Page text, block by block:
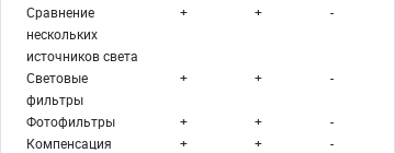
Сравнение
нескольких
источников света
+ + -
Световые
фильтры
+ + -
Фотофильтры + +
-
Компенсация
+ + -